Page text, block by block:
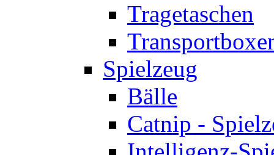
Tragetaschen
Spielzeug
Bälle
Catnip -